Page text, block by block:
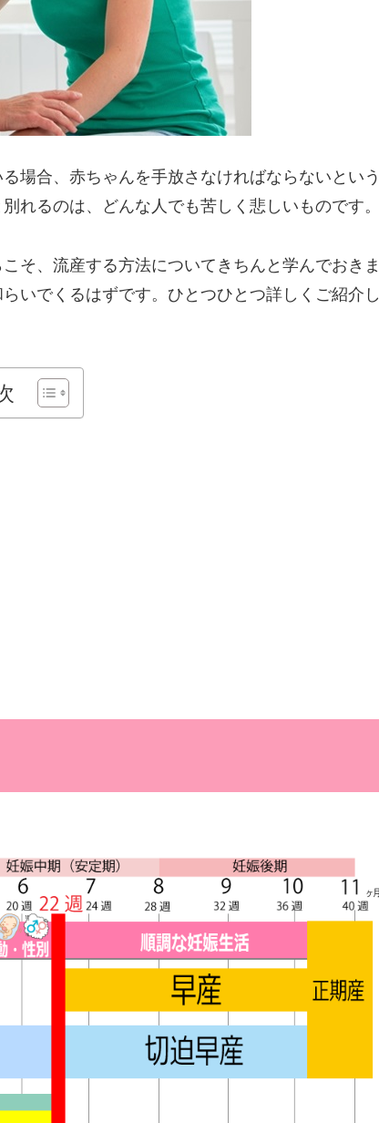
場合、赤ちゃんを手放さなければならないという
れるのは、どんな人でも苦しく悲しいものです。
そ、流産する方法についてきちんと学んでおきま
いでくるはずです。ひとつひとつ詳しくご紹介し